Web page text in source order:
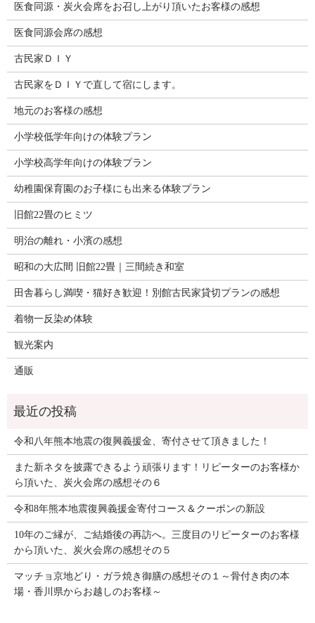
医食同源・炭火会席をお召し上がり頂いたお客様の感想
医食同源会席の感想
古民家ＤＩＹ
古民家をＤＩＹで直して宿にします。
地元のお客様の感想
小学校低学年向けの体験プラン
小学校高学年向けの体験プラン
幼稚園保育園のお子様にも出来る体験プラン
旧館22畳のヒミツ
明治の離れ・小濱の感想
昭和の大広間 旧館22畳｜三間続き和室
田舎暮らし満喫・猫好き歓迎！別館古民家貸切プランの感想
着物一反染め体験
観光案内
通販
令和八年熊本地震の復興義援金、寄付させて頂きました！
また新ネタを披露できるよう頑張ります！リピーターのお客様か
ら頂いた、炭火会席の感想その６
令和8年熊本地震復興義援金寄付コース＆クーポンの新設
10年のご縁が、ご結婚後の再訪へ。三度目のリピーターのお客様
から頂いた、炭火会席の感想その５
マッチョ京地どり・ガラ焼き御膳の感想その１～骨付き肉の本
場・香川県からお越しのお客様～